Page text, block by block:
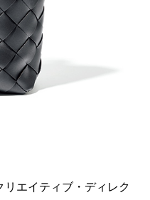
リエイティブ・ディレク